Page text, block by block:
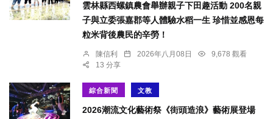
雲林縣西螺鎮農會舉辦親子下田趣活動 200名親
子與立委張嘉郡等人體驗水稻一生 珍惜並感恩每
粒米背後農民的辛勞！
陳信利 2026年八月08日
9,678 觀看
13 分享
綜合新聞 文教
2026潮流文化藝術祭《街頭造浪》藝術展登場